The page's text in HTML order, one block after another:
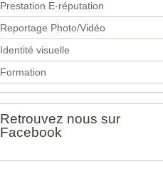
Prestation E-réputation
Reportage Photo/Vidéo
Identité visuelle
Formation
Retrouvez nous sur
Facebook